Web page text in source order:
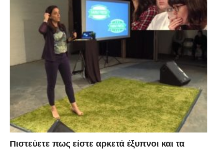
Πιστεύετε πως είστε αρκετά έξυπνοι και τα